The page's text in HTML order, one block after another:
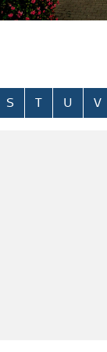
S T U V